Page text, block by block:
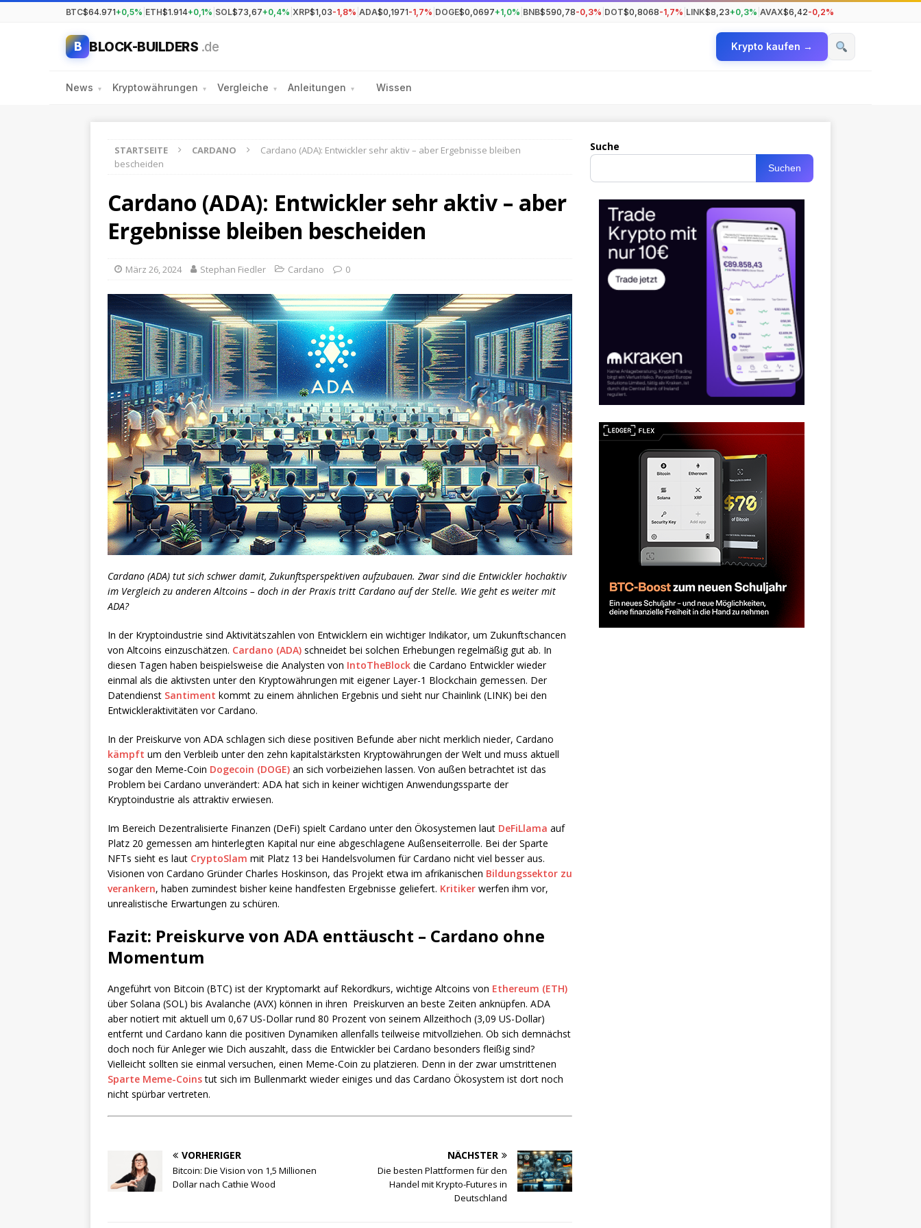
BTC$64.971+0,5% ETH$1.914+0,1% SOL$73,67+0,4% XRP$1,03-1,8% ADA$0,1971-1,7% DOGE$0,0697+1,0% BNB$590,78-0,3% DOT$0,8068-1,7% LINK$8,23+0,3% AVAX$6,42-0,2%
B BLOCK-BUILDERS .de Krypto kaufen →
News ▾ Kryptowährungen ▾ Vergleiche ▾ Anleitungen ▾ Wissen
STARTSEITE CARDANO
Cardano (ADA): Entwickler sehr aktiv – aber Ergebnisse bleiben
bescheiden
Cardano (ADA): Entwickler sehr aktiv – aber
Ergebnisse bleiben bescheiden
März 26, 2024 Stephan Fiedler Cardano 0
Cardano (ADA) tut sich schwer damit, Zukunftsperspektiven aufzubauen. Zwar sind die Entwickler hochaktiv
im Vergleich zu anderen Altcoins – doch in der Praxis tritt Cardano auf der Stelle. Wie geht es weiter mit
ADA?
In der Kryptoindustrie sind Aktivitätszahlen von Entwicklern ein wichtiger Indikator, um Zukunftschancen
von Altcoins einzuschätzen. Cardano (ADA) schneidet bei solchen Erhebungen regelmäßig gut ab. In
diesen Tagen haben beispielsweise die Analysten von IntoTheBlock die Cardano Entwickler wieder
einmal als die aktivsten unter den Kryptowährungen mit eigener Layer-1 Blockchain gemessen. Der
Datendienst Santiment kommt zu einem ähnlichen Ergebnis und sieht nur Chainlink (LINK) bei den
Entwickleraktivitäten vor Cardano.
In der Preiskurve von ADA schlagen sich diese positiven Befunde aber nicht merklich nieder, Cardano
kämpft um den Verbleib unter den zehn kapitalstärksten Kryptowährungen der Welt und muss aktuell
sogar den Meme-Coin Dogecoin (DOGE) an sich vorbeiziehen lassen. Von außen betrachtet ist das
Problem bei Cardano unverändert: ADA hat sich in keiner wichtigen Anwendungssparte der
Kryptoindustrie als attraktiv erwiesen.
Im Bereich Dezentralisierte Finanzen (DeFi) spielt Cardano unter den Ökosystemen laut DeFiLlama auf
Platz 20 gemessen am hinterlegten Kapital nur eine abgeschlagene Außenseiterrolle. Bei der Sparte
NFTs sieht es laut CryptoSlam mit Platz 13 bei Handelsvolumen für Cardano nicht viel besser aus.
Visionen von Cardano Gründer Charles Hoskinson, das Projekt etwa im afrikanischen Bildungssektor zu
verankern, haben zumindest bisher keine handfesten Ergebnisse geliefert. Kritiker werfen ihm vor,
unrealistische Erwartungen zu schüren.
Fazit: Preiskurve von ADA enttäuscht – Cardano ohne
Momentum
Angeführt von Bitcoin (BTC) ist der Kryptomarkt auf Rekordkurs, wichtige Altcoins von Ethereum (ETH)
über Solana (SOL) bis Avalanche (AVX) können in ihren Preiskurven an beste Zeiten anknüpfen. ADA
aber notiert mit aktuell um 0,67 US-Dollar rund 80 Prozent von seinem Allzeithoch (3,09 US-Dollar)
entfernt und Cardano kann die positiven Dynamiken allenfalls teilweise mitvollziehen. Ob sich demnächst
doch noch für Anleger wie Dich auszahlt, dass die Entwickler bei Cardano besonders fleißig sind?
Vielleicht sollten sie einmal versuchen, einen Meme-Coin zu platzieren. Denn in der zwar umstrittenen
Sparte Meme-Coinstut sich im Bullenmarkt wieder einiges und das Cardano Ökosystem ist dort noch
nicht spürbar vertreten.
VORHERIGER
Bitcoin: Die Vision von 1,5 Millionen
Dollar nach Cathie Wood
NÄCHSTER
Die besten Plattformen für den
Handel mit Krypto-Futures in
Deutschland
Suche
Suchen